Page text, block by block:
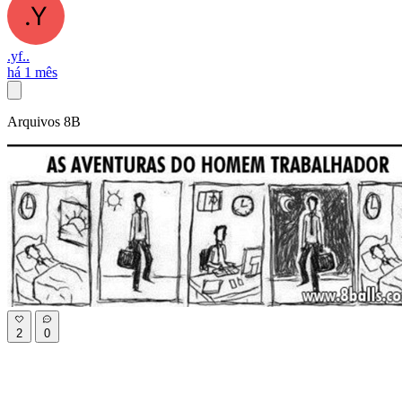
.yf..
há 1 mês
Arquivos 8B
2 0